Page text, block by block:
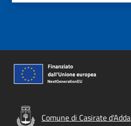
Comune di Casirate d'Adda